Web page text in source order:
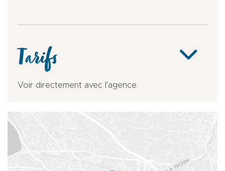
Tarifs
Voir directement avec l'agence.